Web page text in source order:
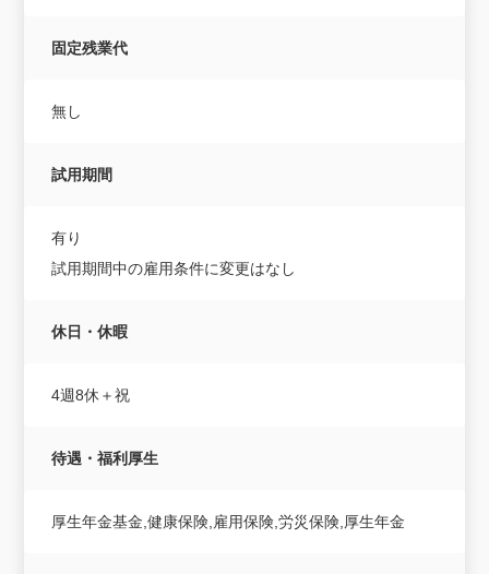
固定残業代
無し
試用期間
有り
試用期間中の雇用条件に変更はなし
休日・休暇
4週8休＋祝
待遇・福利厚生
厚生年金基金,健康保険,雇用保険,労災保険,厚生年金